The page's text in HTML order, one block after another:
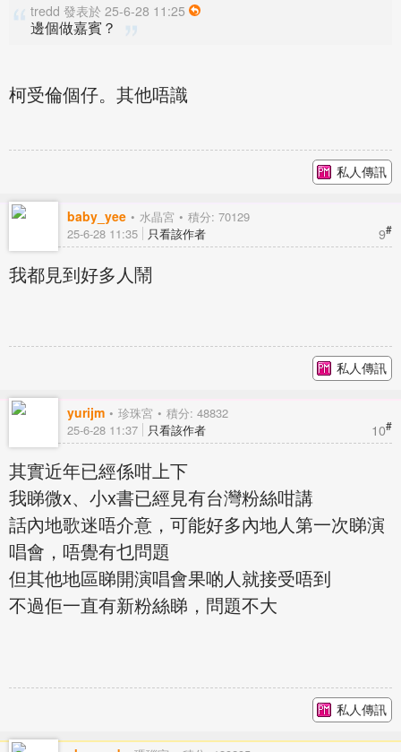
tredd 發表於 25-6-28 11:25
邊個做嘉賓？
柯受倫個仔。其他唔識
私人傳訊
baby_yee 水晶宮 積分: 70129
9#
25-6-28 11:35 只看該作者
我都見到好多人鬧
私人傳訊
yurijm 珍珠宮 積分: 48832
10#
25-6-28 11:37 只看該作者
其實近年已經係咁上下
我睇微x、小x書已經見有台灣粉絲咁講
話內地歌迷唔介意，可能好多內地人第一次睇演
唱會，唔覺有乜問題
但其他地區睇開演唱會果啲人就接受唔到
不過佢一直有新粉絲睇，問題不大
私人傳訊